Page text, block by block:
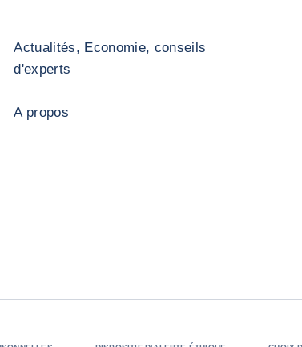
Actualités, Economie, conseils
d'experts
A propos